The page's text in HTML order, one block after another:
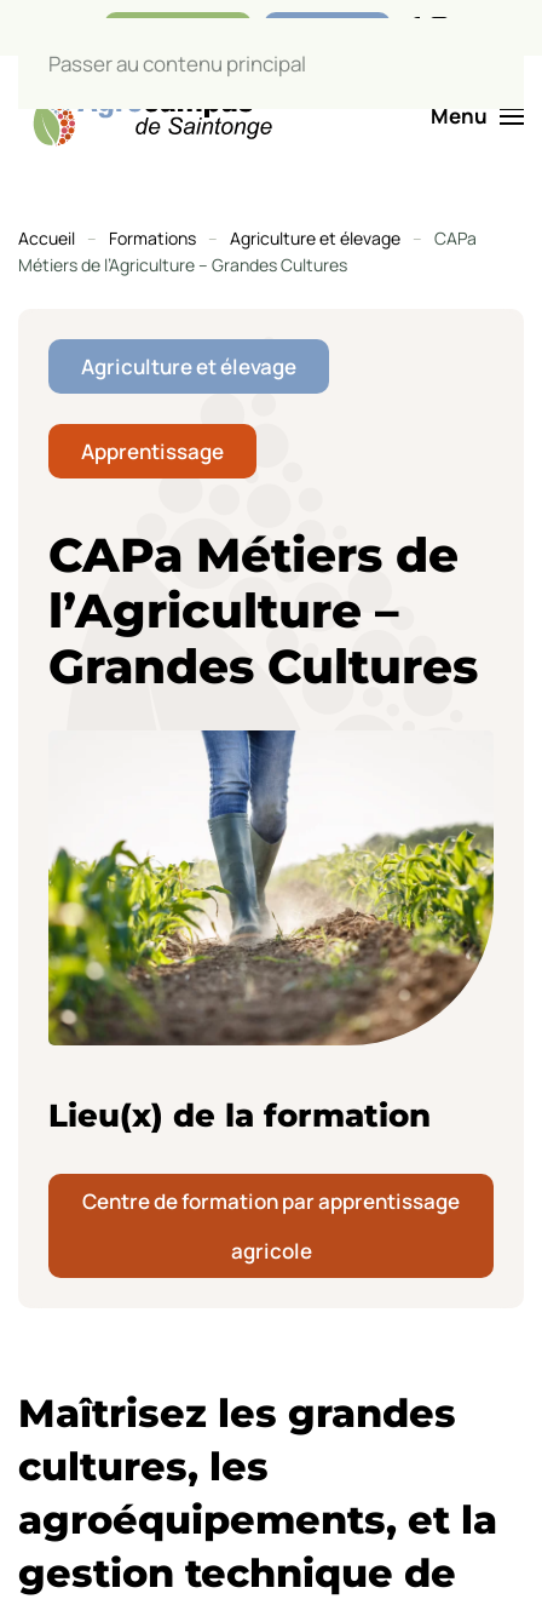
Passer au contenu principal
Menu
Accueil Formations Agriculture et élevage
CAPa
Métiers de l’Agriculture – Grandes Cultures
Agriculture et élevage
Apprentissage
CAPa Métiers de
l’Agriculture –
Grandes Cultures
Lieu(x) de la formation
Centre de formation par apprentissage
agricole
Maîtrisez les grandes
cultures, les
agroéquipements, et la
gestion technique de